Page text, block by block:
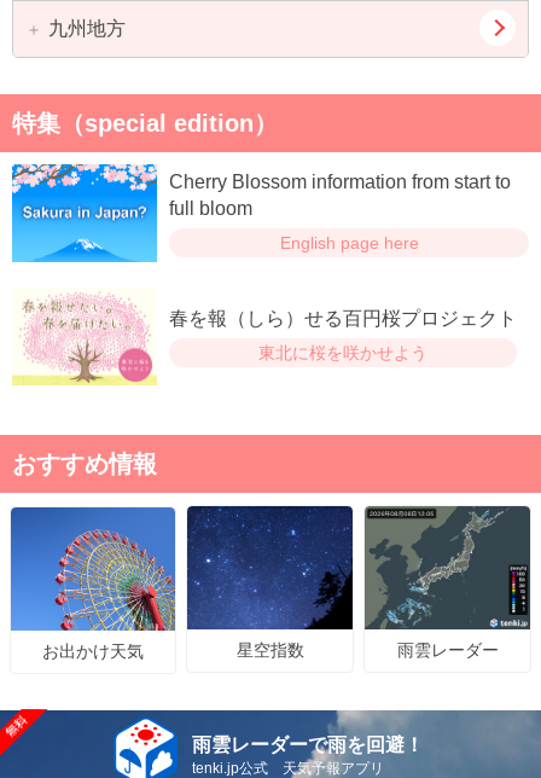
奈良県
岡山県
徳島県九州地方
長崎県
大分県 宮崎県
鹿児島県
特集（special edition）
Cherry Blossom information from start to
full bloom
English page here
春を報（しら）せる百円桜プロジェクト
東北に桜を咲かせよう
おすすめ情報
お出かけ天気 星空指数 雨雲レーダー
雨雲レーダーで雨を回避！
tenki.jp公式 天気予報アプリ